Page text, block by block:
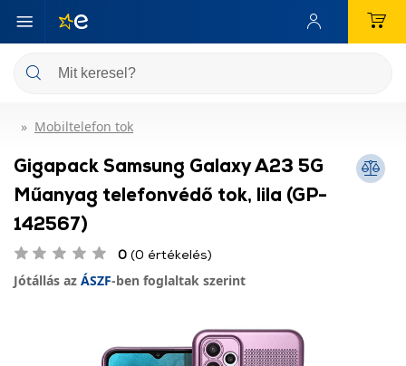
Mobiltelefon tok
Gigapack Samsung Galaxy A23 5G
Műanyag telefonvédő tok, lila (GP-
142567)
0 (0 értékelés)
Jótállás az ÁSZF-ben foglaltak szerint